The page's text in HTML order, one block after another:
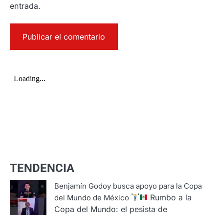
entrada.
TENDENCIA
Benjamín Godoy busca apoyo para la Copa
del Mundo de México
Rumbo a la
Copa del Mundo: el pesista de